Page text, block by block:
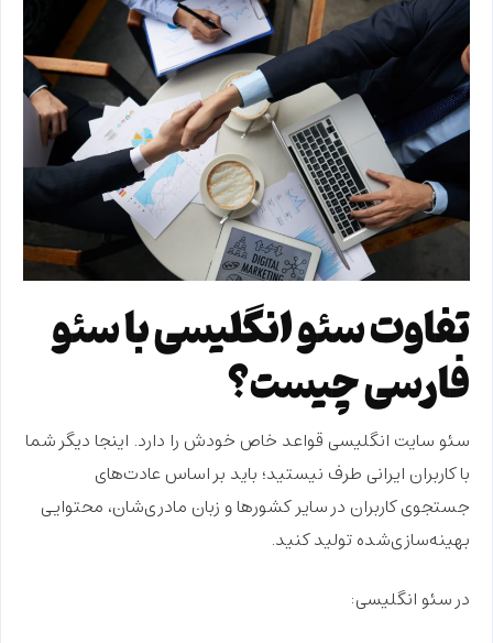
تفاوت سئو انگلیسی با سئو
فارسی چیست؟
سئو سایت انگلیسی قواعد خاص خودش را دارد. اینجا دیگر شما
با کاربران ایرانی طرف نیستید؛ باید بر اساس عادت‌های
جستجوی کاربران در سایر کشورها و زبان مادری‌شان، محتوایی
بهینه‌سازی‌شده تولید کنید.
در سئو انگلیسی: